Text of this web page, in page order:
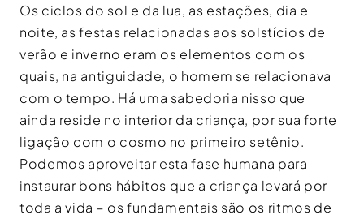
Os ciclos do sol e da lua, as estações, dia e
noite, as festas relacionadas aos solstícios de
verão e inverno eram os elementos com os
quais, na antiguidade, o homem se relacionava
com o tempo. Há uma sabedoria nisso que
ainda reside no interior da criança, por sua forte
ligação com o cosmo no primeiro setênio.
Podemos aproveitar esta fase humana para
instaurar bons hábitos que a criança levará por
toda a vida ‒ os fundamentais são os ritmos de